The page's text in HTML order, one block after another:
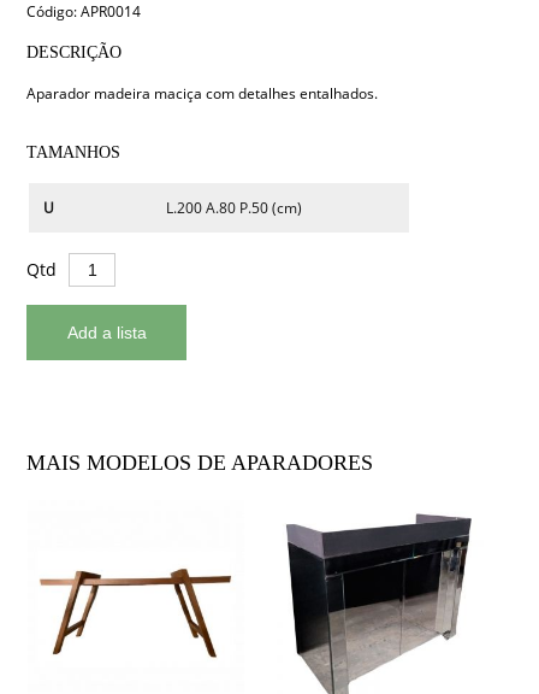
Código: APR0014
DESCRIÇÃO
Aparador madeira maciça com detalhes entalhados.
TAMANHOS
U L.200 A.80 P.50 (cm)
Qtd
MAIS MODELOS DE APARADORES